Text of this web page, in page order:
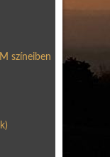
színeiben